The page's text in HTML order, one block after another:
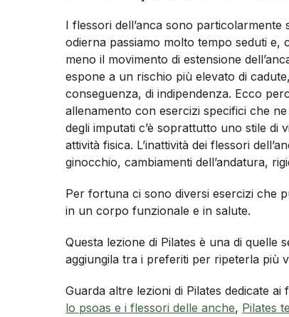
I flessori dell’anca sono particolarmente
odierna passiamo molto tempo seduti e,
meno il movimento di estensione
espone a un rischio più elevato di
conseguenza, di indipendenza. Ecco
allenamento con esercizi specifici che
degli imputati c’è soprattutto uno stile
attività fisica. L’inattività dei flessori
ginocchio, cambiamenti dell’andatura,
Per fortuna ci sono diversi esercizi che
in un corpo funzionale e in salute.
Questa lezione di Pilates è una di quelle
aggiungila tra i preferiti per ripeterla più
Guarda altre lezioni di Pilates dedicate ai
lo psoas e i flessori delle anche, Pilates